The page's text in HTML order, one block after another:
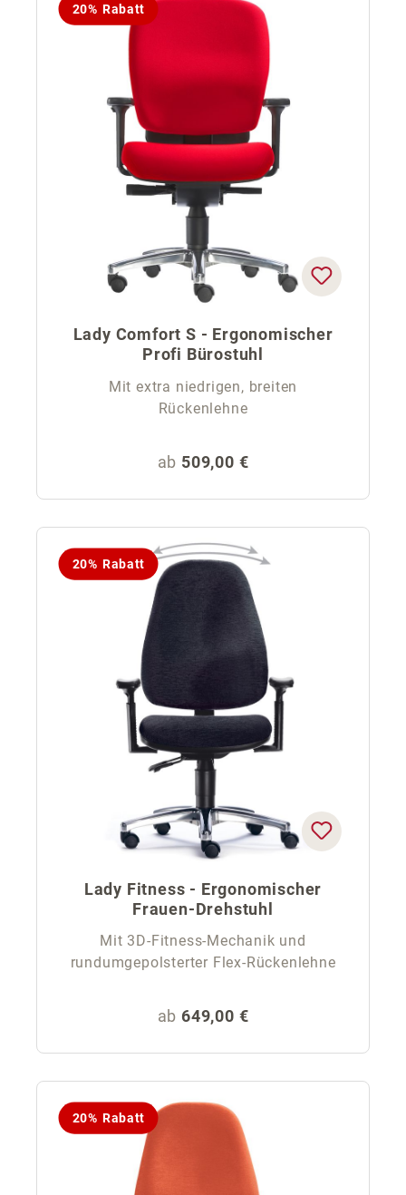
20% Rabatt
Lady Comfort S - Ergonomischer
Profi Bürostuhl
Mit extra niedrigen, breiten
Rückenlehne
Regulärer Preis:
ab 509,00 €
20% Rabatt
Lady Fitness - Ergonomischer
Frauen-Drehstuhl
Mit 3D-Fitness-Mechanik und
rundumgepolsterter Flex-Rückenlehne
Regulärer Preis:
ab 649,00 €
20% Rabatt